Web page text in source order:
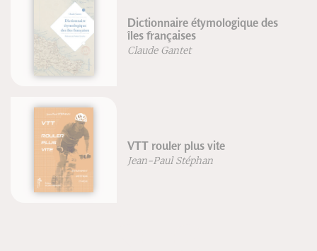
Manuel pratique d'aromathérapie
au quotidien
Patrice De Bonneval
Franck Dubus
VTT Maîtriser les techniques
Brian Lopes
Lee McCormack